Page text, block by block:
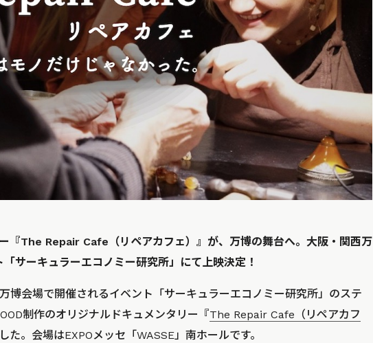
『The Repair Cafe（リペアカフェ）』が、万博の舞台へ。大阪・関西万
サーキュラーエコノミー研究所」にて上映決定！
博会場で開催されるイベント「サーキュラーエコノミー研究所」のステ
制作のオリジナルドキュメンタリー『The Repair Cafe（リペアカフ
た。会場はEXPOメッセ「WASSE」南ホールです。